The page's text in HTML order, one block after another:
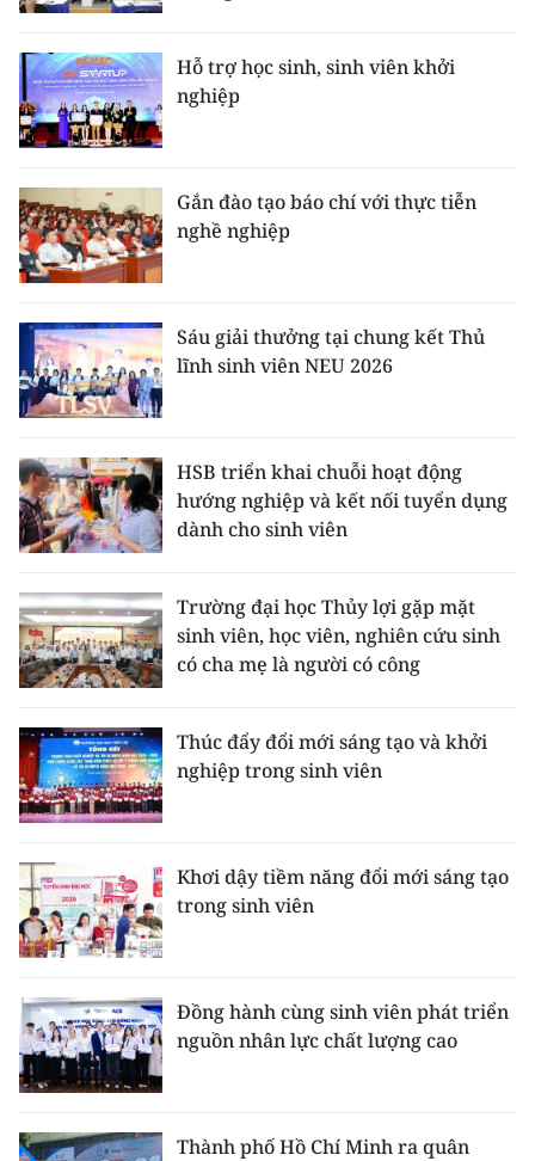
TIN ĐỊA PHƯƠNG
Trung du và miền núi phía Bắc
Đồng bằng sông Hồng
Bắc Trung Bộ
Nguyên
Đông Nam Bộ
Đồng bằng sông Cửu Long
Chuyên trang Hà Nội
Chuyên trang TP. Hồ Chí Minh
CHUYÊN ĐỀ
CÁC CHUYÊN TRANG
VỀ BÁO NHÂN DÂN
THỜI NAY
NHÂN DÂN HẰNG THÁNG
MUA BÁO
ĐỌC BÁO IN
ENGLISH
中文
Hỗ trợ học sinh, sinh viên khởi
nghiệp
Gắn đào tạo báo chí với thực tiễn
nghề nghiệp
Sáu giải thưởng tại chung kết Thủ
lĩnh sinh viên NEU 2026
HSB triển khai chuỗi hoạt động
hướng nghiệp và kết nối tuyển dụng
dành cho sinh viên
Trường đại học Thủy lợi gặp mặt
sinh viên, học viên, nghiên cứu sinh
có cha mẹ là người có công
Thúc đẩy đổi mới sáng tạo và khởi
nghiệp trong sinh viên
Khơi dậy tiềm năng đổi mới sáng tạo
trong sinh viên
Đồng hành cùng sinh viên phát triển
nguồn nhân lực chất lượng cao
Thành phố Hồ Chí Minh ra quân